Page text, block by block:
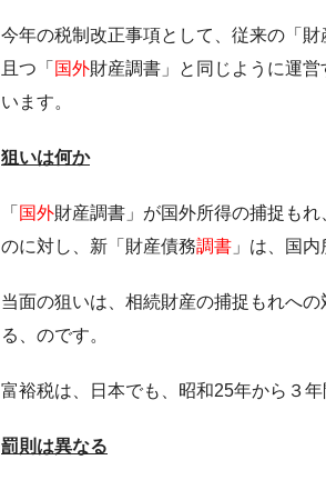
今年の税制改正事項として、従来の「財
且つ「 国外財産調書」と同じように運営
います。
狙いは何か
「 国外財産調書」が国外所得の捕捉も
のに対し、新「財産債務調書 」は、国
当面の狙いは、相続財産の捕捉もれへ
る、のです。
富裕税は、日本でも、昭和25年から３
罰則は異なる